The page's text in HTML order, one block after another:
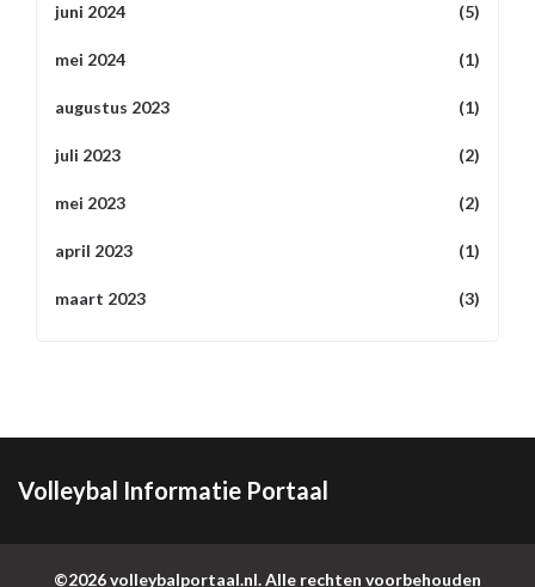
juni 2024 (5)
mei 2024 (1)
augustus 2023 (1)
juli 2023 (2)
mei 2023 (2)
april 2023 (1)
maart 2023 (3)
Volleybal Informatie Portaal
©2026 volleybalportaal.nl. Alle rechten voorbehouden